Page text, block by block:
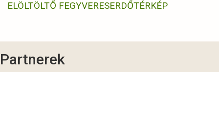
ELÖLTÖLTŐ FEGYVERESERDŐTÉRKÉP
Partnerek